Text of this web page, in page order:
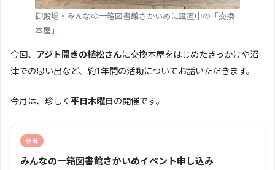
御殿場・みんなの一箱図書館さかいめに設置中の「交換
本屋」
今回、 アジト開きの植松さんに交換本屋をはじめたきっかけや沼
津での思い出など、約1年間の活動についてお話いただきます。
今月は、珍しく平日木曜日の開催です。
参考
みんなの一箱図書館さかいめイベント申し込み